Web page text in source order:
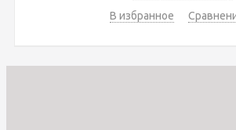
В избранное